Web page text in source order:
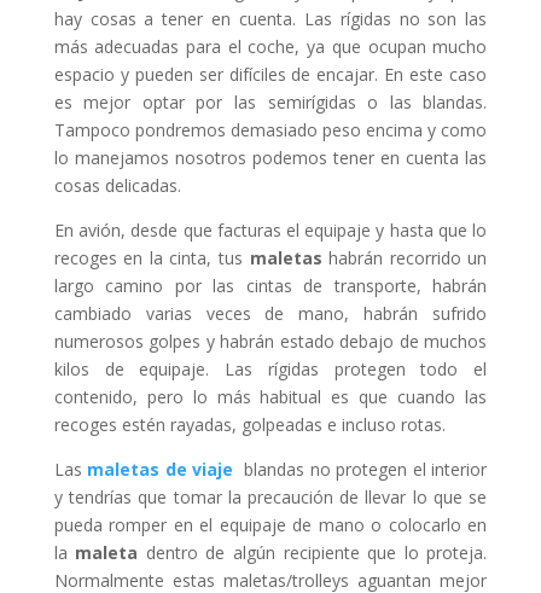
hay cosas a tener en cuenta. Las rígidas no son las
más adecuadas para el coche, ya que ocupan mucho
espacio y pueden ser difíciles de encajar. En este caso
es mejor optar por las semirígidas o las blandas.
Tampoco pondremos demasiado peso encima y como
lo manejamos nosotros podemos tener en cuenta las
cosas delicadas.
En avión, desde que facturas el equipaje y hasta que lo
recoges en la cinta, tus maletas habrán recorrido un
largo camino por las cintas de transporte, habrán
cambiado varias veces de mano, habrán sufrido
numerosos golpes y habrán estado debajo de muchos
kilos de equipaje. Las rígidas protegen todo el
contenido, pero lo más habitual es que cuando las
recoges estén rayadas, golpeadas e incluso rotas.
Las maletas de viaje blandas no protegen el interior
y tendrías que tomar la precaución de llevar lo que se
pueda romper en el equipaje de mano o colocarlo en
la maleta dentro de algún recipiente que lo proteja.
Normalmente estas maletas/trolleys aguantan mejor